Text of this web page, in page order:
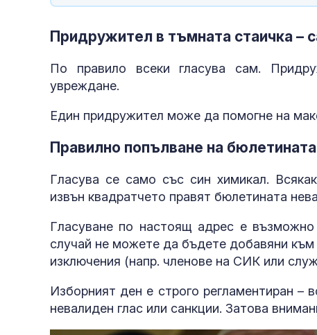
Придружител в тъмната стаичка –
По правило всеки гласува сам.
увреждане.
Един придружител може да помогне на
Правилно попълване на бюлетината
Гласува се само със син химикал.
извън квадратчето правят бюлетината
Гласуване по настоящ адрес е
случай не можете да бъдете добавяни към
изключения (напр. членове на СИК или
Изборният ден е строго регламентиран
невалиден глас или санкции. Затова